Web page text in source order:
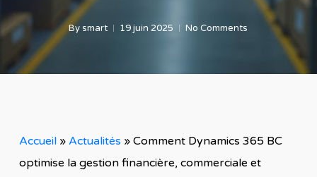
By smart 19 juin 2025 No Comments
Accueil» Actualités » Comment Dynamics 365 BC
optimise la gestion financière, commerciale et